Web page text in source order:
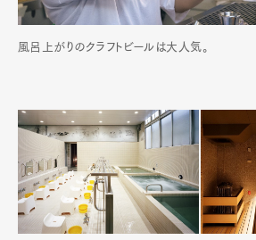
風呂上がりのクラフトビールは大人気。